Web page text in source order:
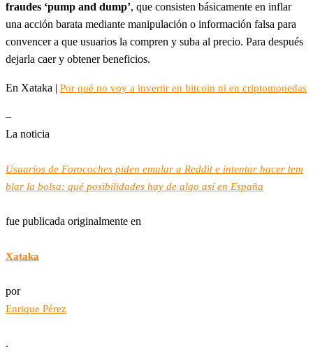
fraudes ‘pump and dump’, que consisten básicamente en inflar
una acción barata mediante manipulación o información falsa para
convencer a que usuarios la compren y suba al precio. Para después
dejarla caer y obtener beneficios.
En Xataka | Por qué no voy a invertir en bitcoin ni en criptomonedas
–
La noticia
Usuarios de Forocoches piden emular a Reddit e intentar hacer tem
blar la bolsa: qué posibilidades hay de algo así en España
fue publicada originalmente en
Xataka
por
Enrique Pérez
.